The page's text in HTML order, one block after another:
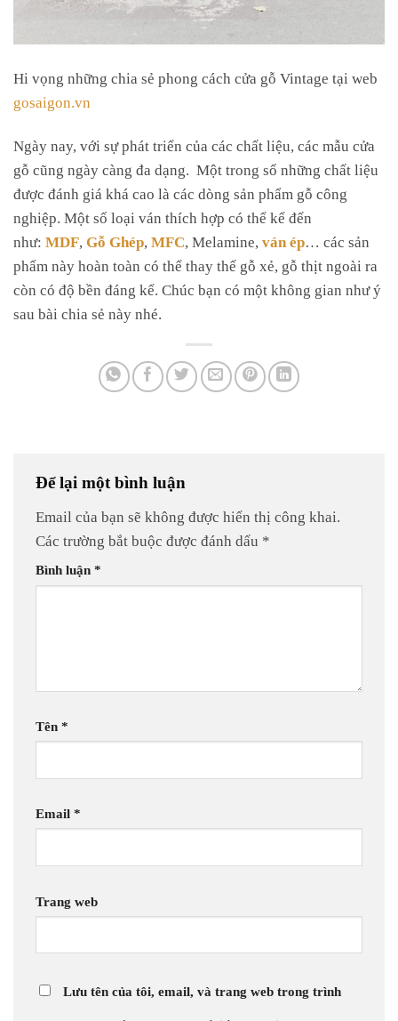
Hi vọng những chia sẻ phong cách cửa gỗ Vintage tại web
gosaigon.vn
Ngày nay, với sự phát triển của các chất liệu, các mẫu cửa
gỗ cũng ngày càng đa dạng. Một trong số những chất liệu
được đánh giá khá cao là các dòng sản phẩm gỗ công
nghiệp. Một số loại ván thích hợp có thể kể đến
như: MDF Gỗ Ghép MFC , Melamine, ván ép … các sản
phẩm này hoàn toàn có thể thay thế gỗ xẻ, gỗ thịt ngoài ra
còn có độ bền đáng kể. Chúc bạn có một không gian như ý
sau bài chia sẻ này nhé.
Để lại một bình luận
Email của bạn sẽ không được hiển thị công khai.
Các trường bắt buộc được đánh dấu *
Bình luận *
Tên *
Email *
Trang web
Lưu tên của tôi, email, và trang web trong trình